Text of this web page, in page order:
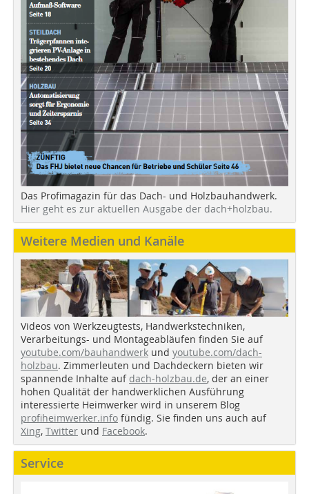
Das Profimagazin für das Dach- und Holzbauhandwerk.
Hier geht es zur aktuellen Ausgabe der dach+holzbau.
Weitere Medien und Kanäle
Videos von Werkzeugtests, Handwerkstechniken,
Verarbeitungs- und Montageabläufen finden Sie auf
youtube.com/bauhandwerk und youtube.com/dach-
holzbau. Zimmerleuten und Dachdeckern bieten wir
spannende Inhalte auf dach-holzbau.de, der an einer
hohen Qualität der handwerklichen Ausführung
interessierte Heimwerker wird in unserem Blog
profiheimwerker.info fündig. Sie finden uns auch auf
Xing, Twitter und Facebook.
Service